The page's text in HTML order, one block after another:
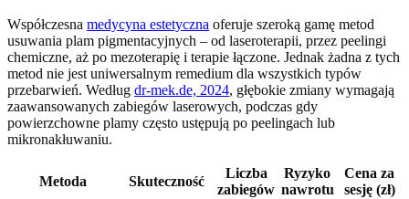
Współczesna medycyna estetyczna oferuje szeroką gamę metod
usuwania plam pigmentacyjnych – od laseroterapii, przez peelingi
chemiczne, aż po mezoterapię i terapie łączone. Jednak żadna z tych
metod nie jest uniwersalnym remedium dla wszystkich typów
przebarwień. Według dr-mek.de, 2024, głębokie zmiany wymagają
zaawansowanych zabiegów laserowych, podczas gdy
powierzchowne plamy często ustępują po peelingach lub
mikronakłuwaniu.
Metoda Skuteczność
Liczba
zabiegów
Ryzyko
nawrotu
Cena za
sesję (zł)